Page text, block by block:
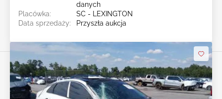
danych
Placówka:
SC - LEXINGTON
Data sprzedaży:
Przyszła aukcja